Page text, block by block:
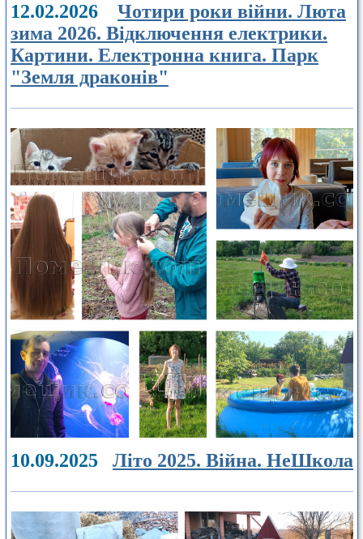
12.02.2026 Чотири роки війни. Люта
зима 2026. Відключення електрики.
Картини. Електронна книга. Парк
"Земля драконів"
10.09.2025 Літо 2025. Війна. НеШкола